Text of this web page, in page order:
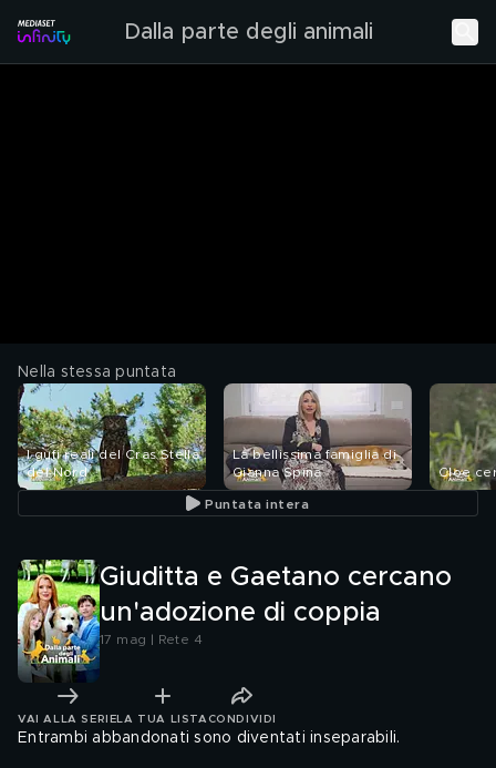
Dalla parte degli animali
Nella stessa puntata
I gufi reali del Cras Stella
del Nord
La bellissima famiglia di
Gianna Spina
Cloe
Puntata intera
Giuditta e Gaetano cercano
un'adozione di coppia
17 mag | Rete 4
VAI ALLA SERIE LA TUA LISTA CONDIVIDI
Entrambi abbandonati sono diventati inseparabili.